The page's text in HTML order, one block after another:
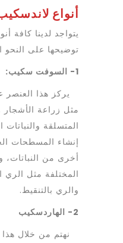
أنواع
يتواجد لدينا كافة
توضيحها على النحو
1- السوفت سكيب:
يركز هذا العنصر
مثل زراعة الأشجار
المتسلقة والنباتات
إنشاء المسطحات
أخرى من النباتات،
المختلفة مثل
والري بالتنقيط.
2- الهاردسكيب
نهتم من خلال هذا